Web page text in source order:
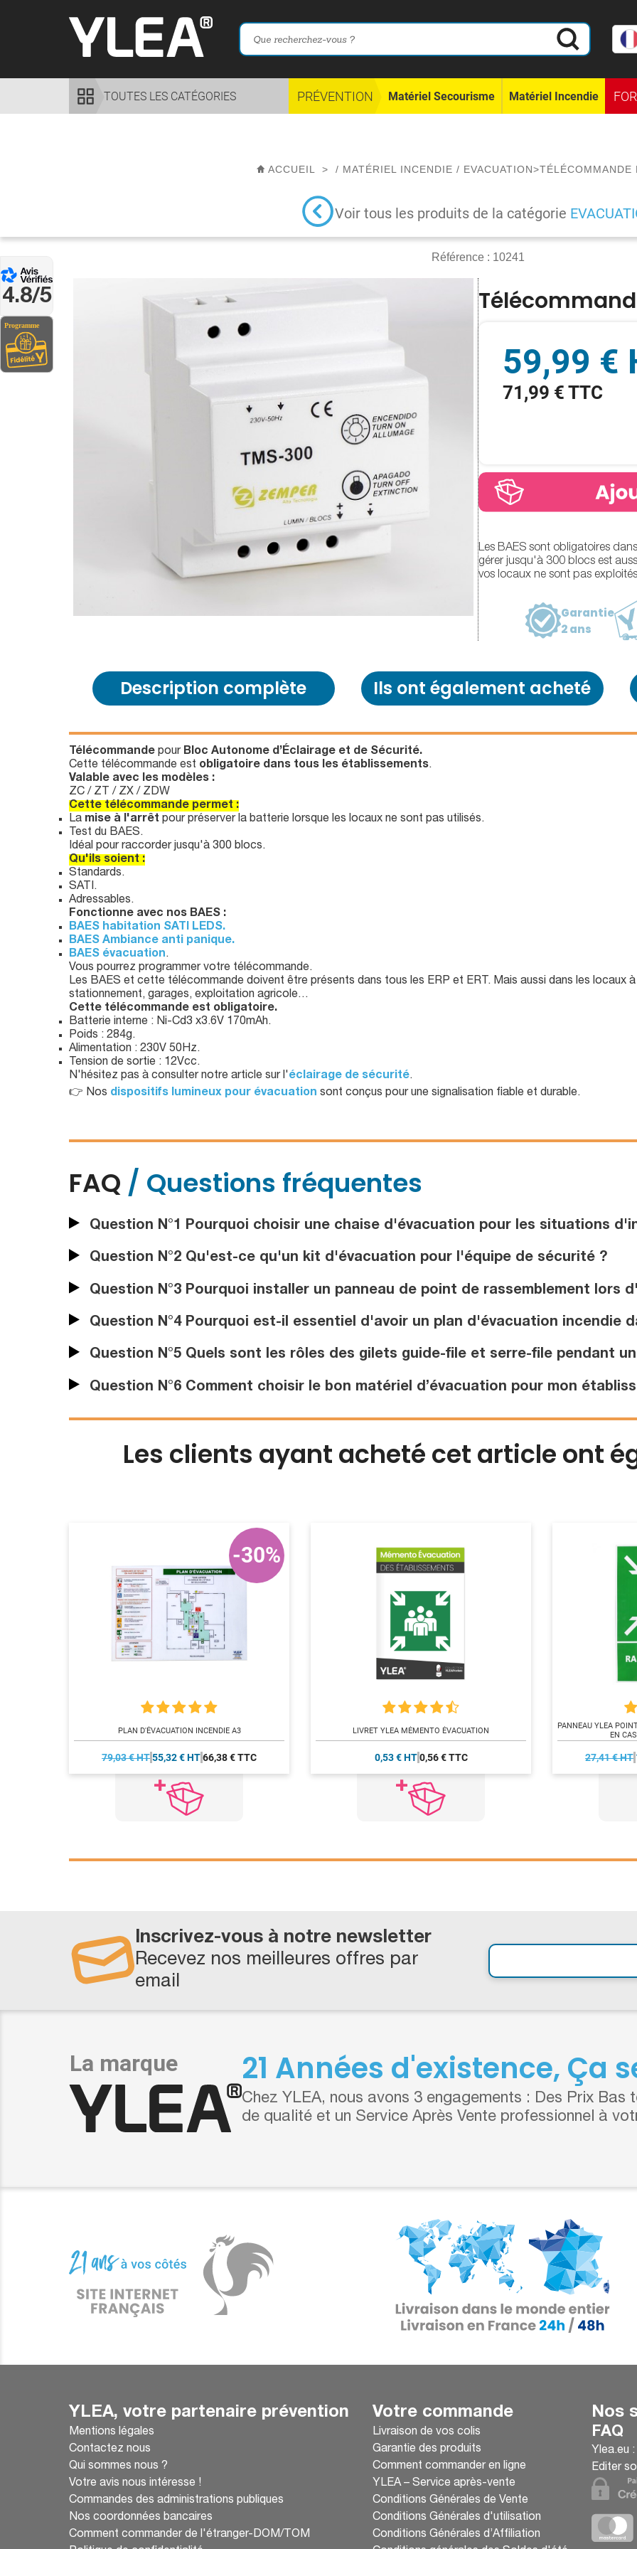
4.8/5
TOUTES LES CATÉGORIES PRÉVENTION Matériel Secourisme Matériel Incendie
ACCUEIL > / MATÉRIEL INCENDIE / EVACUATION>TÉLÉCOMMANDE
Voir tous les produits de la catégorie
Référence : 10241
59,99 €
71,99 € TTC
Les BAES sont obligatoires
gérer jusqu'à 300 blocs est
vos locaux ne sont pas
Garantie
2 ans
Description complète Ils ont également acheté
Télécommande pour Bloc Autonome d’Éclairage et de Sécurité.
Cette télécommande est obligatoire dans tous les établissements.
Valable avec les modèles :
ZC / ZT / ZX / ZDW
Cette télécommande permet :
La mise à l'arrêt pour préserver la batterie lorsque les locaux ne sont pas utilisés.
Test du BAES.
Idéal pour raccorder jusqu'à 300 blocs.
Qu'ils soient :
Standards.
SATI.
Adressables.
Fonctionne avec nos BAES :
BAES habitation SATI LEDS.
BAES Ambiance anti panique.
BAES évacuation.
Vous pourrez programmer votre télécommande.
Les BAES et cette télécommande doivent être présents dans tous les ERP et ERT. Mais aussi dans les locaux
stationnement, garages, exploitation agricole…
Cette télécommande est obligatoire.
Batterie interne : Ni-Cd3 x3.6V 170mAh.
Poids : 284g.
Alimentation : 230V 50Hz.
Tension de sortie : 12Vcc.
N'hésitez pas à consulter notre article sur l'éclairage de sécurité.
👉 Nos dispositifs lumineux pour évacuation sont conçus pour une signalisation fiable et durable.
FAQ / Questions fréquentes
Question N°1 Pourquoi choisir une chaise d'évacuation pour les situations
Question N°2 Qu'est-ce qu'un kit d'évacuation pour l'équipe de sécurité ?
Question N°3 Pourquoi installer un panneau de point de rassemblement lors
Question N°4 Pourquoi est-il essentiel d'avoir un plan d'évacuation incendie
Question N°5 Quels sont les rôles des gilets guide-file et serre-file pendant
Question N°6 Comment choisir le bon matériel d’évacuation pour mon
Les clients ayant acheté cet article ont
PLAN D'ÉVACUATION INCENDIE A3
79,03 € HT55,32 € HT66,38 € TTC
-30%
LIVRET YLEA MÉMENTO ÉVACUATION
0,53 € HT 0,56 € TTC
PANNEAU YLEA
EN
27,41 € HT
Inscrivez-vous à notre newsletter
Recevez nos meilleures offres par
email
21 Années d'existence, Ça
Chez YLEA, nous avons 3 engagements : Des Prix Bas
de qualité et un Service Après Vente professionnel à
YLEA, votre partenaire prévention
Mentions légales
Contactez nous
Qui sommes nous ?
Votre avis nous intéresse !
Commandes des administrations publiques
Nos coordonnées bancaires
Comment commander de l'étranger-DOM/TOM
Votre commande
Livraison de vos colis
Garantie des produits
Comment commander en ligne
YLEA – Service après-vente
Conditions Générales de Vente
Conditions Générales d'utilisation
Conditions Générales d’Affiliation
Nos
FAQ
Ylea.eu
Editer